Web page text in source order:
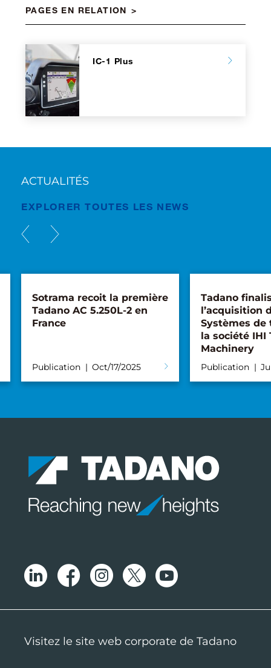
PAGES EN RELATION
IC-1 Plus
ACTUALITÉS
EXPLORER TOUTES LES NEWS
Sotrama recoit la première
Tadano AC 5.250L-2 en
France
Publication Oct/17/2025
Tadano
l’acquisition
Systèmes de
la société IHI
Machinery
Publication
Visitez le site web corporate de Tadano